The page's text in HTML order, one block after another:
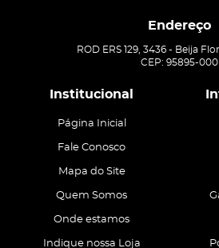
Endereço
ROD ERS 129, 3436 - Beija
CEP: 95895-000
Institucional
Página Inicial
Fale Conosco
Mapa do Site
Quem Somos
Onde estamos
Indique nossa Loja